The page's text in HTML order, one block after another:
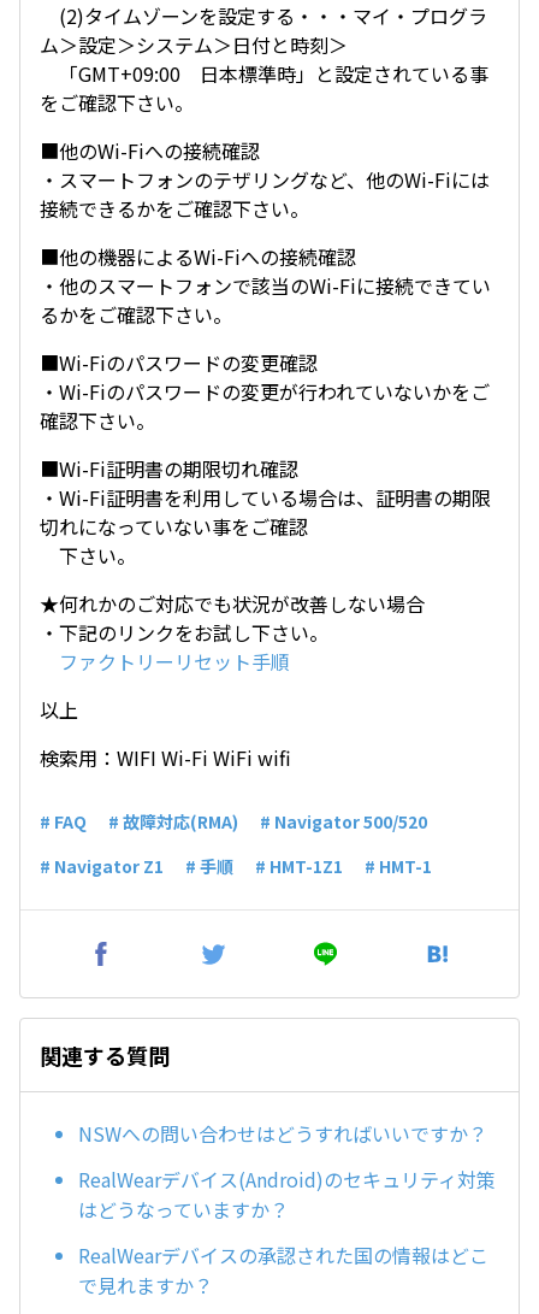
(2)タイムゾーンを設定する・・・マイ・プログラ
ム＞設定＞システム＞日付と時刻＞
「GMT+09:00 日本標準時」と設定されている事
をご確認下さい。
■他のWi-Fiへの接続確認
・スマートフォンのテザリングなど、他のWi-Fiには
接続できるかをご確認下さい。
■他の機器によるWi-Fiへの接続確認
・他のスマートフォンで該当のWi-Fiに接続できてい
るかをご確認下さい。
■Wi-Fiのパスワードの変更確認
・Wi-Fiのパスワードの変更が行われていないかをご
確認下さい。
■Wi-Fi証明書の期限切れ確認
・Wi-Fi証明書を利用している場合は、証明書の期限
切れになっていない事をご確認
下さい。
★何れかのご対応でも状況が改善しない場合
・下記のリンクをお試し下さい。
ファクトリーリセット手順
以上
検索用：WIFI Wi-Fi WiFi wifi
# FAQ # 故障対応(RMA)
# Navigator 500/520
# Navigator Z1
# 手順 # HMT-1Z1 # HMT-1
関連する質問
NSWへの問い合わせはどうすればいいですか？
RealWearデバイス(Android)のセキュリティ対策
はどうなっていますか？
RealWearデバイスの承認された国の情報はどこ
で見れますか？